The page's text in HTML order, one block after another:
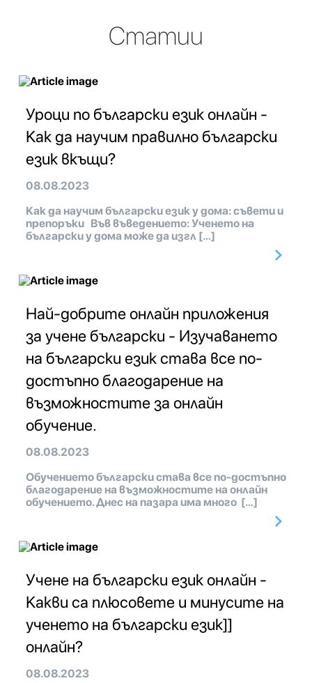
Статии
Уроци по български език онлайн -
Как да научим правилно български
език вкъщи?
08.08.2023
Как да научим български език у дома: съвети и
препоръки Във въведението: Ученето на
български у дома може да изгл […]
Най-добрите онлайн приложения
за учене български - Изучаването
на български език става все по-
достъпно благодарение на
възможностите за онлайн
обучение.
08.08.2023
Обучението български става все по-достъпно
благодарение на възможностите на онлайн
обучението. Днес на пазара има много […]
Учене на български език онлайн -
Какви са плюсовете и минусите на
ученето на български език]]
онлайн?
08.08.2023